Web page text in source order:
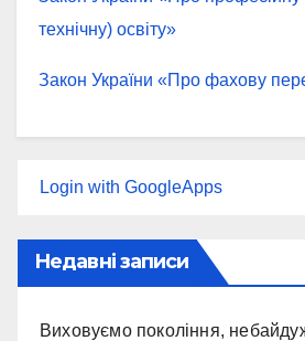
технічну) освіту»
Закон України «Про фахову
Login with GoogleApps
Недавні записи
Виховуємо покоління,